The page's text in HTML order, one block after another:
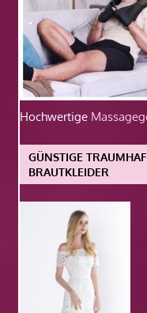
Hochwertige
GÜNSTIGE
BRAUTKLEIDER